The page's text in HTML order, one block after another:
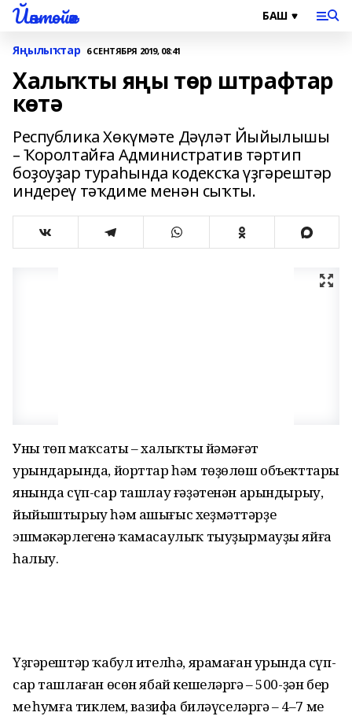
Йәнтөйәк
Яңылыҡтар 6 СЕНТЯБРЯ 2019, 08:41
Халыҡты яңы төр штрафтар
көтә
Республика Хөкүмәте Дәүләт Йыйылышы
– Ҡоролтайға Административ тәртип
боҙоуҙар тураһында кодексҡа үҙгәрештәр
индереү тәҡдиме менән сыҡты.
Уның төп маҡсаты – халыҡты йәмәғәт
урындарында, йорттар һәм төҙөлөш объекттары
янында сүп-сар ташлау ғәҙәтенән арындырыу,
йыйыштырыу һәм ашығыс хеҙмәттәрҙең
эшмәкәрлегенә ҡамасаулыҡ тыуҙырмауҙы яйға
һалыу.
Үҙгәрештәр ҡабул ителһә, ярамаған урында сүп-
сар ташлаған өсөн ябай кешеләргә – 500-ҙән бер
мең һумға тиклем, вазифа биләүселәргә – 4–7 мең